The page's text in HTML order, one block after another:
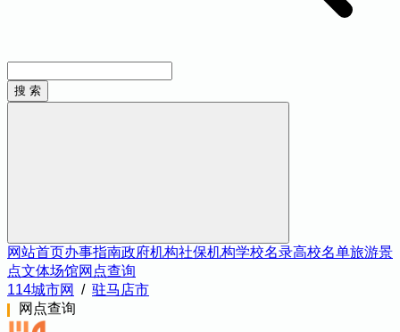
网站首页办事指南政府机构社保机构学校名录高校名单旅游景
点文体场馆网点查询
114城市网
/ 驻马店市
网点查询